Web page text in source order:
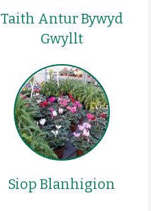
Taith Antur Bywyd
Gwyllt
Siop Blanhigion